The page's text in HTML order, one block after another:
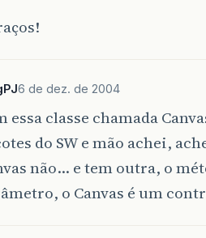
6 de dez. de 2004
essa classe chamada
do SW e mão achei,
não… e tem outra, o
o Canvas é um